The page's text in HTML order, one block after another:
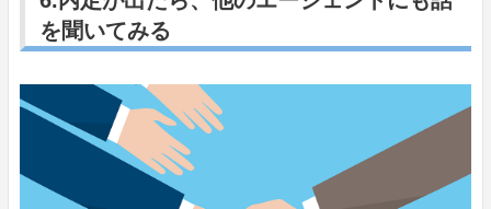
を聞いてみる